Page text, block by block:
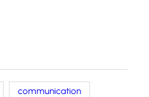
communication